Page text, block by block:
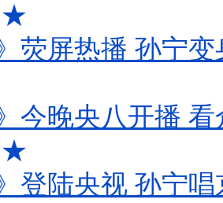
荧屏热播 孙宁
今晚央八开播
登陆央视 孙宁